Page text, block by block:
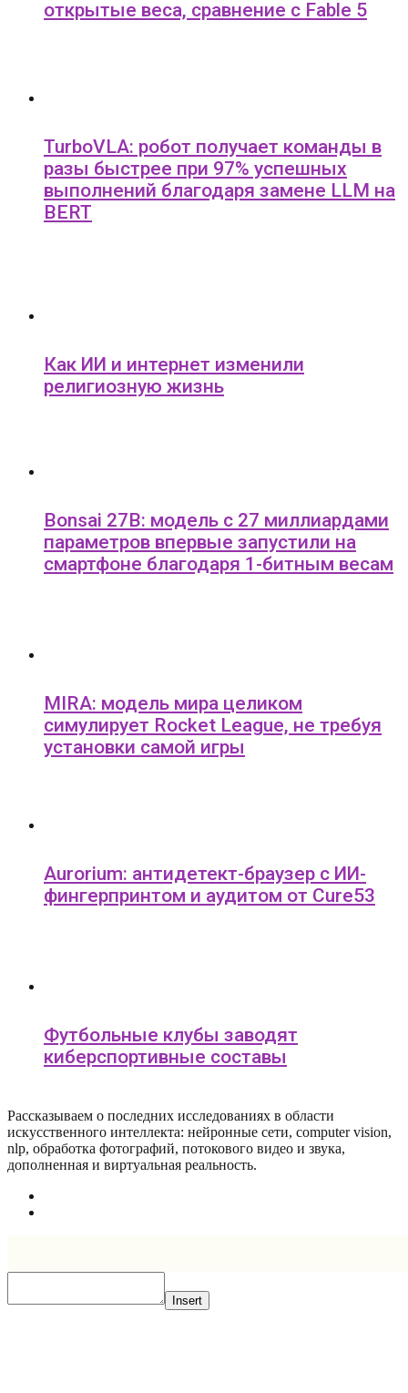
открытые веса, сравнение с Fable 5
TurboVLA: робот получает команды в
разы быстрее при 97% успешных
выполнений благодаря замене LLM на
BERT
Как ИИ и интернет изменили
религиозную жизнь
Bonsai 27B: модель с 27 миллиардами
параметров впервые запустили на
смартфоне благодаря 1-битным весам
MIRA: модель мира целиком
симулирует Rocket League, не требуя
установки самой игры
Aurorium: антидетект-браузер с ИИ-
фингерпринтом и аудитом от Cure53
Футбольные клубы заводят
киберспортивные составы
Рассказываем о последних исследованиях в области
искусcтвенного интеллекта: нейронные сети, computer vision,
nlp, обработка фотографий, потокового видео и звука,
дополненная и виртуальная реальность.
Insert